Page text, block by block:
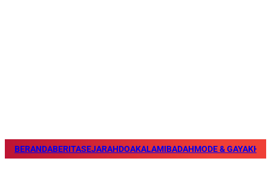
BERANDABERITASEJARAHDOAKALAMIBADAHMODE & GAYA